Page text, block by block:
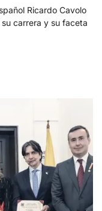
Ricardo Cavolo
carrera y su faceta